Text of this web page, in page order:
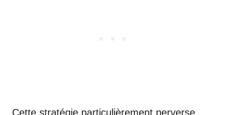
Cette stratégie particulièrement perverse